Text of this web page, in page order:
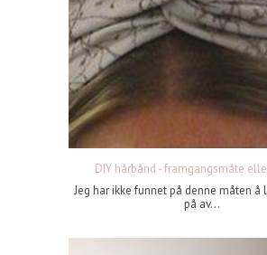
DIY hårbånd - framgangsmåte
Jeg har ikke funnet på denne måten å
på av...